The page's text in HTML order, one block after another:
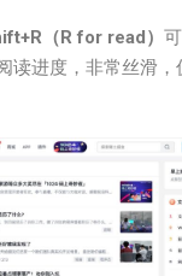
（R for read）
读进度，非常丝滑